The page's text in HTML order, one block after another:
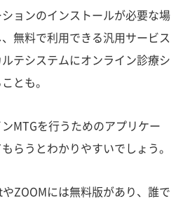
ョンのインストールが必要な場
無料で利用できる汎用サービス
テシステムにオンライン診療シ
とも。
MTGを行うためのアプリケー
らうとわかりやすいでしょう。
ZOOMには無料版があり、誰で